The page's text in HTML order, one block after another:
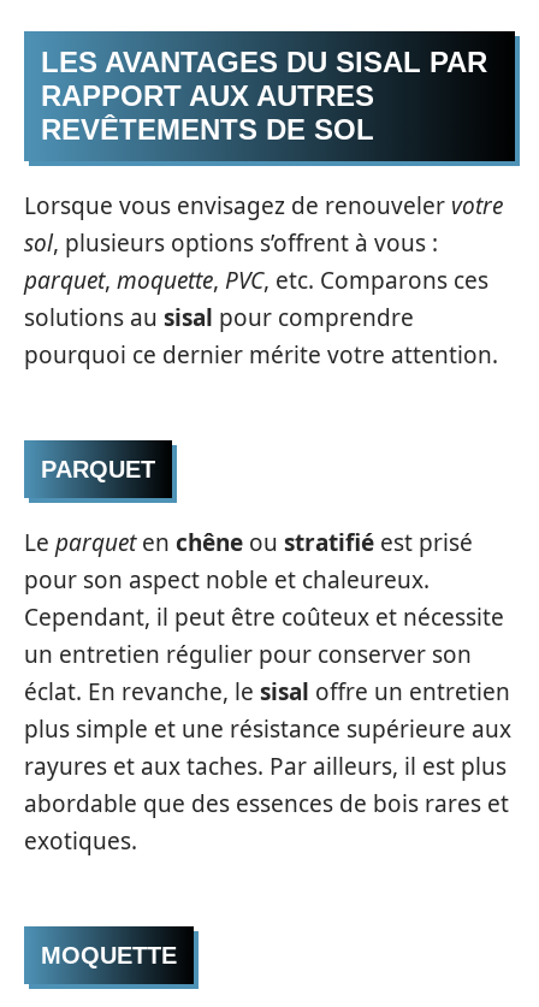
LES AVANTAGES DU SISAL PAR
RAPPORT AUX AUTRES
REVÊTEMENTS DE SOL
Lorsque vous envisagez de renouveler votre
sol, plusieurs options s’offrent à vous :
parquet, moquette, PVC, etc. Comparons ces
solutions au sisal pour comprendre
pourquoi ce dernier mérite votre attention.
PARQUET
Le parqueten chêne ou stratifié est prisé
pour son aspect noble et chaleureux.
Cependant, il peut être coûteux et nécessite
un entretien régulier pour conserver son
éclat. En revanche, le sisal offre un entretien
plus simple et une résistance supérieure aux
rayures et aux taches. Par ailleurs, il est plus
abordable que des essences de bois rares et
exotiques.
MOQUETTE